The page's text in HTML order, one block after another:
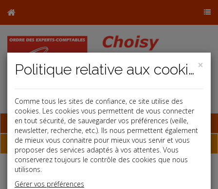
Base documentaire
Newsletter
Newsletter du 20/07/2026
×
Politique relative aux cookies
Comme tous les sites de confiance, ce site utilise des
cookies. Les cookies vous permettent de vous connecter
en tout sécurité, de sauvegarder vos préférences (veille,
newsletter, recherche, etc.). Ils nous permettent également
de mieux vous connaitre pour mieux vous servir et vous
proposer des services adaptés à vos attentes. Vous
conserverez toujours le contrôle des cookies que nous
utilisons.
Gérer vos préférences